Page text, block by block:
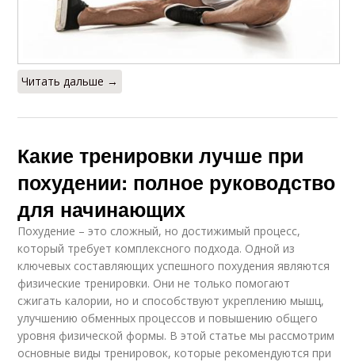
Читать дальше →
Какие тренировки лучше при
похудении: полное руководство
для начинающих
Похудение – это сложный, но достижимый процесс,
который требует комплексного подхода. Одной из
ключевых составляющих успешного похудения являются
физические тренировки. Они не только помогают
сжигать калории, но и способствуют укреплению мышц,
улучшению обменных процессов и повышению общего
уровня физической формы. В этой статье мы рассмотрим
основные виды тренировок, которые рекомендуются при